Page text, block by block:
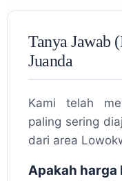
Tanya Jawab
Juanda
Kami telah
paling sering
dari area
Apakah harga